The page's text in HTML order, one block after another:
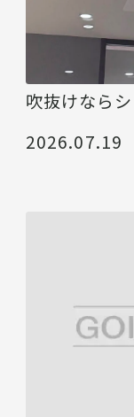
吹抜けなら
2026.07.19